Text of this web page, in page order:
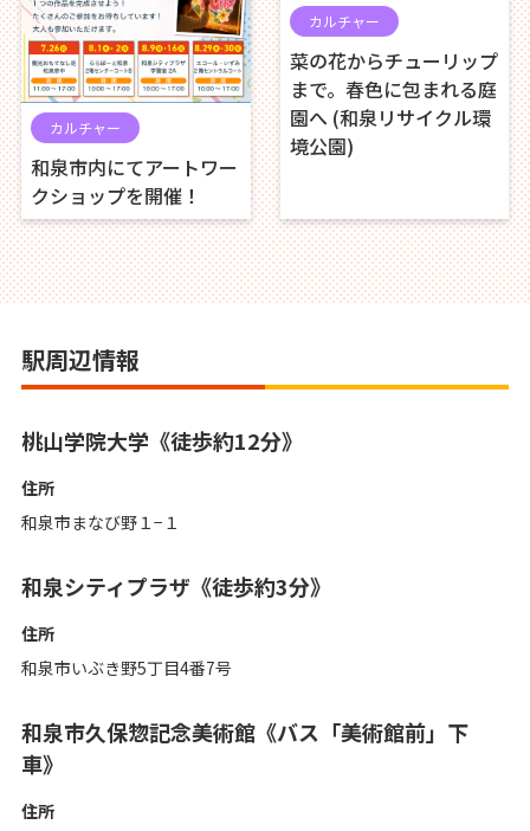
カルチャー
和泉市内にてアートワー
クショップを開催！
カルチャー
菜の花からチューリップ
まで。春色に包まれる庭
園へ (和泉リサイクル環
境公園)
駅周辺情報
桃山学院大学《徒歩約12分》
住所
和泉市まなび野１−１
和泉シティプラザ《徒歩約3分》
住所
和泉市いぶき野5丁目4番7号
和泉市久保惣記念美術館《バス「美術館前」下
車》
住所